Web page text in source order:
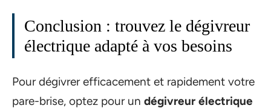
Conclusion : trouvez le dégivreur
électrique adapté à vos besoins
Pour dégivrer efficacement et rapidement votre
pare-brise, optez pour un dégivreur électrique